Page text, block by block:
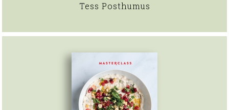
Tess Posthumus